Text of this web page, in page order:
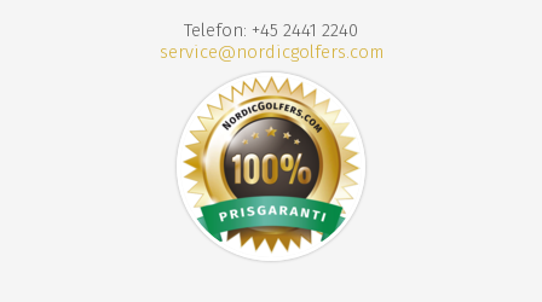
Telefon: +45 2441 2240
service@nordicgolfers.com